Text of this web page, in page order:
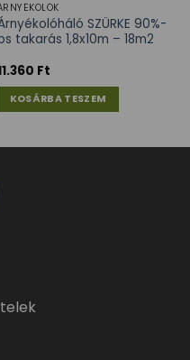
SZÜRKE 90%-
takarás 1,8x10m – 18m2
Ft
KOSÁRBA TESZEM